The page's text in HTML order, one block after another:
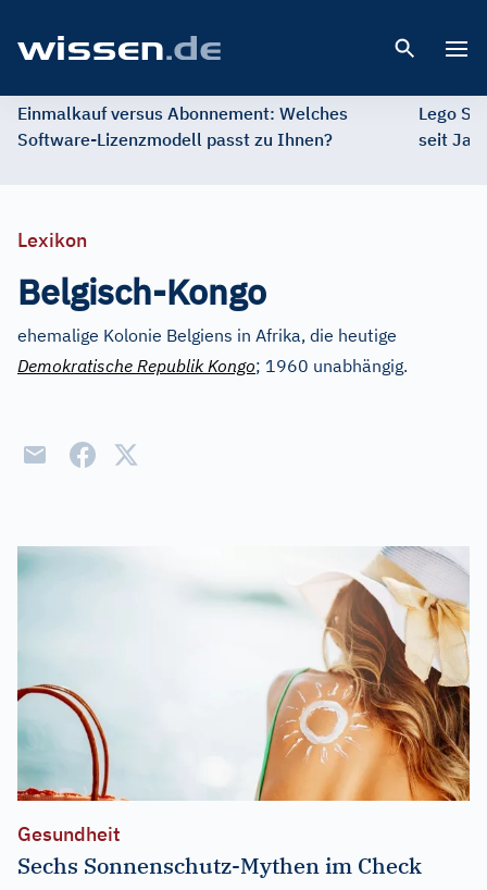
Einmalkauf versus Abonnement: Welches
Software-Lizenzmodell passt zu Ihnen?
Lego
seit
Lexikon
Belgisch-Kongo
ehemalige Kolonie Belgiens in Afrika, die heutige
Demokratische Republik Kongo; 1960 unabhängig.
Gesundheit
Sechs Sonnenschutz-Mythen im Check